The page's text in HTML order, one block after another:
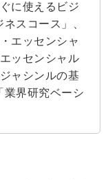
に使えるビジ
スコース」、
エッセンシャ
ッセンシャル
ャシンルの基
業界研究ベーシ